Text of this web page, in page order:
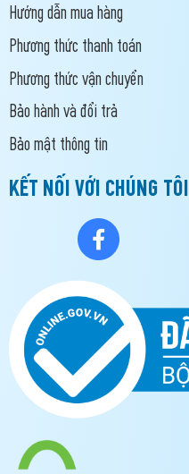
Hướng dẫn mua hàng
Phương thức thanh toán
Phương thức vận chuyển
Bảo hành và đổi trả
Bảo mật thông tin
KẾT NỐI VỚI CHÚNG TÔI